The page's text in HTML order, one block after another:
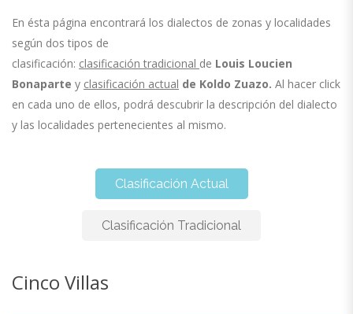
En ésta página encontrará los dialectos de zonas y localidades
según dos tipos de
clasificación: clasificación tradicional de Louis Loucien
Bonaparte y clasificación actual de Koldo Zuazo. Al hacer click
en cada uno de ellos, podrá descubrir la descripción del dialecto
y las localidades pertenecientes al mismo.
Clasificación Actual
Clasificación Tradicional
Cinco Villas
Cinco Villas